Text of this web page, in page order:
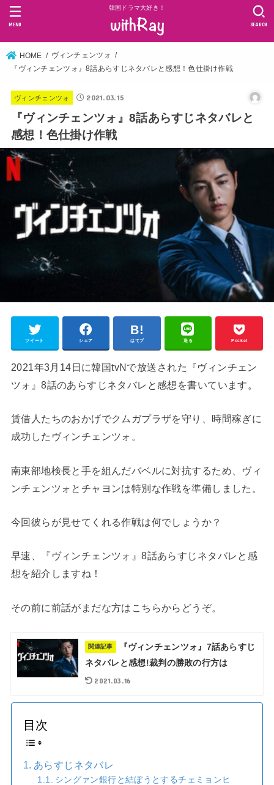
韓国ドラマ大好き！
SEARCH
MENU
HOME
ヴィンチェンツォ
『ヴィンチェンツォ』8話あらすじネタバレと感想！色仕掛け作戦
ヴィンチェンツォ 2021.03.15
『ヴィンチェンツォ』8話あらすじネタバレと
感想！色仕掛け作戦
ツイート シェア はてブ 送る Pocket
2021年3月14日に韓国tvNで放送された『ヴィンチェン
ツォ』8話のあらすじネタバレと感想を書いています。
賃借人たちのおかげでクムガプラザを守り、時間稼ぎに
成功したヴィンチェンツォ。
南東部地検長と手を組んだバベルに対抗するため、ヴィ
ンチェンツォとチャヨンは特別な作戦を準備しました。
今回彼らが見せてくれる作戦は何でしょうか？
早速、『ヴィンチェンツォ』8話あらすじネタバレと感
想を紹介しますね！
その前に前話がまだな方はこちらからどうぞ。
関連記事
『ヴィンチェンツォ』7話あらすじ
ネタバレと感想!裁判の勝敗の行方は
2021.03.16
目次
あらすじネタバレ
シングァン銀行と結ぼうとするチェミョンヒ